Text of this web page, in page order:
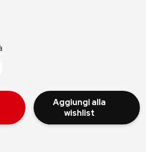
Aggiungi alla
wishlist